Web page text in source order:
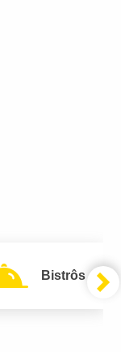
Bistrôs